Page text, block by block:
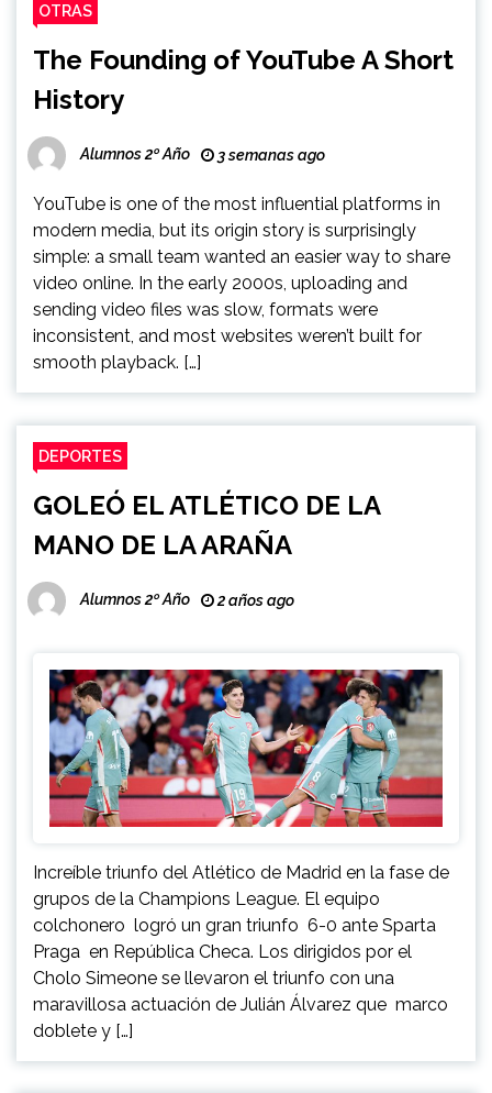
OTRAS
The Founding of YouTube A Short
History
Alumnos 2º Año 3 semanas ago
YouTube is one of the most influential platforms in
modern media, but its origin story is surprisingly
simple: a small team wanted an easier way to share
video online. In the early 2000s, uploading and
sending video files was slow, formats were
inconsistent, and most websites weren’t built for
smooth playback. […]
DEPORTES
GOLEÓ EL ATLÉTICO DE LA
MANO DE LA ARAÑA
Alumnos 2º Año 2 años ago
Increíble triunfo del Atlético de Madrid en la fase de
grupos de la Champions League. El equipo
colchonero logró un gran triunfo 6-0 ante Sparta
Praga en República Checa. Los dirigidos por el
Cholo Simeone se llevaron el triunfo con una
maravillosa actuación de Julián Álvarez que marco
doblete y […]